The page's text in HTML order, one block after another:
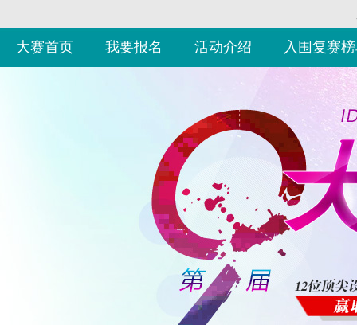
大赛首页 我要报名 活动介绍 入围复赛